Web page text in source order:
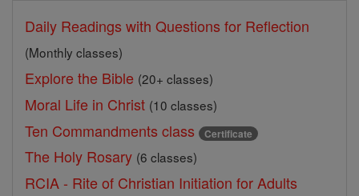
Daily Readings with Questions for Reflection
(Monthly classes)
Explore the Bible (20+ classes)
Moral Life in Christ (10 classes)
Ten Commandments class Certificate
The Holy Rosary (6 classes)
RCIA - Rite of Christian Initiation for Adults